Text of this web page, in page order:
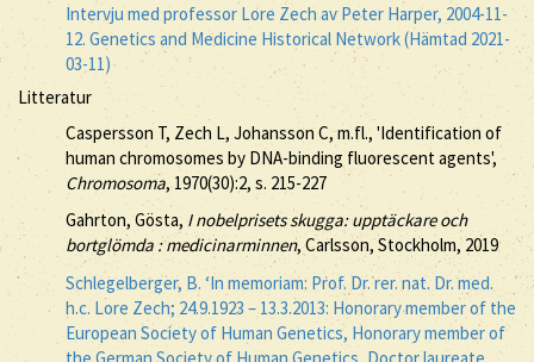
Intervju med professor Lore Zech av Peter Harper, 2004-11-
12. Genetics and Medicine Historical Network (Hämtad 2021-
03-11)
Litteratur
Caspersson T, Zech L, Johansson C, m.fl., 'Identification of
human chromosomes by DNA-binding fluorescent agents',
Chromosoma, 1970(30):2, s. 215-227
Gahrton, Gösta, I nobelprisets skugga: upptäckare och
bortglömda : medicinarminnen, Carlsson, Stockholm, 2019
Schlegelberger, B. ‘In memoriam: Prof. Dr. rer. nat. Dr. med.
h.c. Lore Zech; 24.9.1923 – 13.3.2013: Honorary member of the
European Society of Human Genetics, Honorary member of
the German Society of Human Genetics, Doctor laureate,